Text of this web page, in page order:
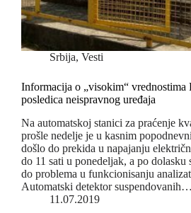
Srbija, Vesti
Informacija o „visokim“ vrednostima
posledica neispravnog uređaja
Na automatskoj stanici za praćenje
prošle nedelje je u kasnim
došlo do prekida u napajanju
do 11 sati u ponedeljak, a po dolasku
do problema u funkcionisanju
Automatski detektor suspendovanih…
11.07.2019